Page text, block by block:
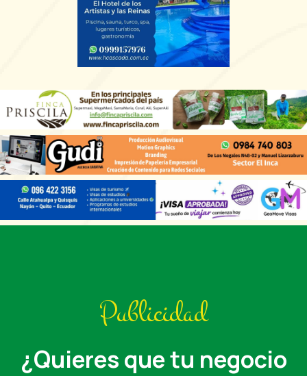
Publicidad
¿Quieres que tu negocio